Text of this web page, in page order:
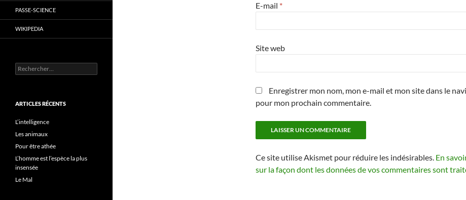
E-mail *
Site web
Enregistrer mon nom, mon e-mail et mon site dans le
pour mon prochain commentaire.
Ce site utilise Akismet pour réduire les indésirables. En
sur la façon dont les données de vos commentaires sont
PASSE-SCIENCE
WIKIPEDIA
Rechercher :
ARTICLES RÉCENTS
L’intelligence
Les animaux
Pour être athée
L’homme est l’espèce la plus
insensée
Le Mal